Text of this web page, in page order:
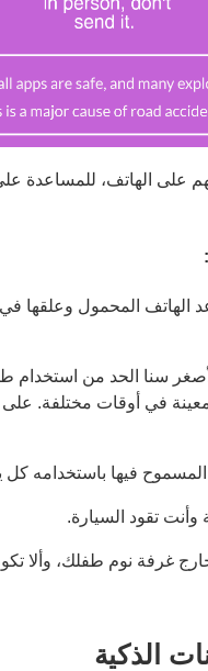
على الهاتف، للمساعدة
الهاتف المحمول وعلقها
سنا الحد من استخدام
في أوقات مختلفة. على
فيها باستخدامه كل
تقود السيارة.
غرفة نوم طفلك، وألا